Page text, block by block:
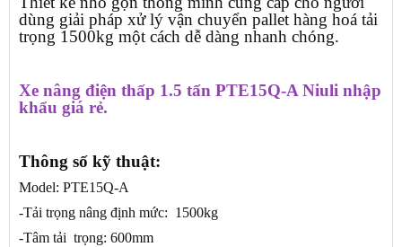
dùng giải pháp xử lý vận chuyển pallet hàng hoá tải
trọng 1500kg một cách dễ dàng nhanh chóng.
Xe nâng điện thấp 1.5 tấn PTE15Q-A Niuli nhập
khẩu giá rẻ.
Thông số kỹ thuật:
Model: PTE15Q-A
-Tải trọng nâng định mức: 1500kg
-Tâm tải trọng: 600mm